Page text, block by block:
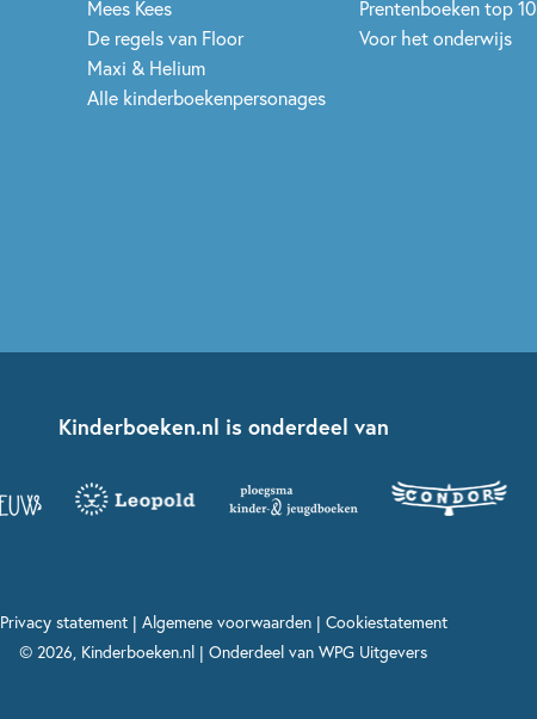
Mees Kees
De regels van Floor
Maxi & Helium
Alle kinderboekenpersonages
Prentenboeken top 10
Voor het onderwijs
Kinderboeken.nl is onderdeel van
Privacy statement| Algemene voorwaarden| Cookiestatement
© 2026, Kinderboeken.nl | Onderdeel van WPG Uitgevers